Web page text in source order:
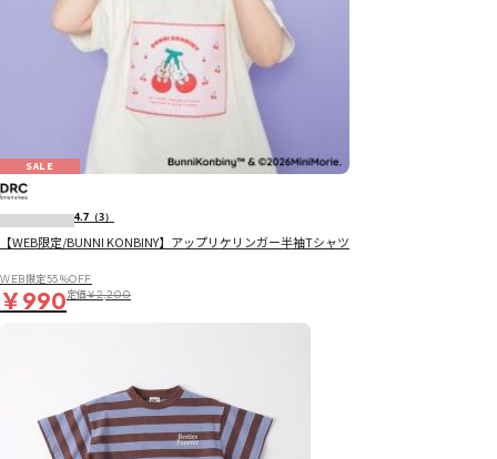
SALE
4.7 （3）
【WEB限定/BUNNI KONBINY】アップリケリンガー半袖Tシャツ
WEB限定55％OFF
￥990定価￥2,200